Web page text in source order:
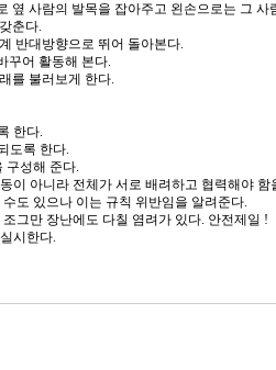
옆 사람의 발목을 잡아주고 왼손으로는 그 사
춘다.
반대방향으로 뛰어 돌아본다.
꾸어 활동해 본다.
를 불러보게 한다.
한다.
도록 한다.
구성해 준다.
이 아니라 전체가 서로 배려하고 협력해야 함
도 있으나 이는 규칙 위반임을 알려준다.
그만 장난에도 다칠 염려가 있다. 안전제일 !
시한다.